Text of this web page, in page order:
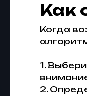
Как
Когда
1.
2.